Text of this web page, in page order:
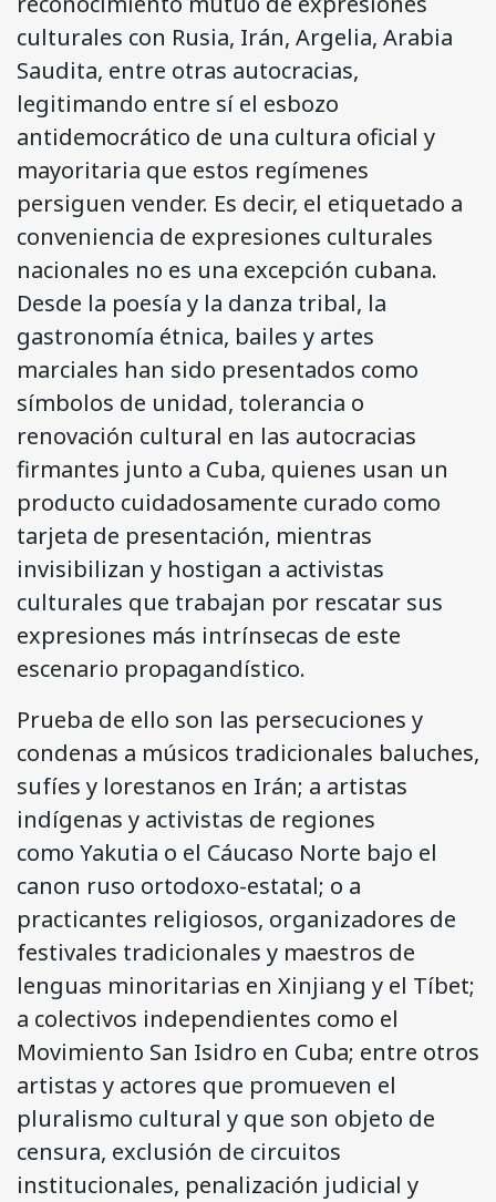
culturales con Rusia, Irán, Argelia, Arabia
Saudita, entre otras autocracias,
legitimando entre sí el esbozo
antidemocrático de una cultura oficial y
mayoritaria que estos regímenes
persiguen vender. Es decir, el etiquetado a
conveniencia de expresiones culturales
nacionales no es una excepción cubana.
Desde la poesía y la danza tribal, la
gastronomía étnica, bailes y artes
marciales han sido presentados como
símbolos de unidad, tolerancia o
renovación cultural en las autocracias
firmantes junto a Cuba, quienes usan un
producto cuidadosamente curado como
tarjeta de presentación, mientras
invisibilizan y hostigan a activistas
culturales que trabajan por rescatar sus
expresiones más intrínsecas de este
escenario propagandístico.
Prueba de ello son las persecuciones y
condenas a músicos tradicionales baluches,
sufíes y lorestanos en Irán; a artistas
indígenas y activistas de regiones
como Yakutia o el Cáucaso Norte bajo el
canon ruso ortodoxo-estatal; o a
practicantes religiosos, organizadores de
festivales tradicionales y maestros de
lenguas minoritarias en Xinjiang y el Tíbet;
a colectivos independientes como el
Movimiento San Isidro en Cuba; entre otros
artistas y actores que promueven el
pluralismo cultural y que son objeto de
censura, exclusión de circuitos
institucionales, penalización judicial y